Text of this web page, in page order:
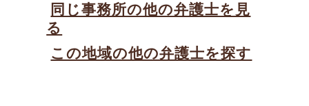
同じ事務所の他の弁護士を見
る
この地域の他の弁護士を探す